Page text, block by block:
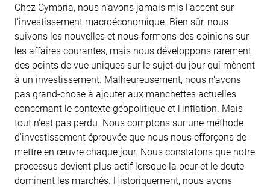
Chez Cymbria, nous n’avons jamais mis l’accent sur
l'investissement macroéconomique. Bien sûr, nous
suivons les nouvelles et nous formons des opinions sur
les affaires courantes, mais nous développons rarement
des points de vue uniques sur le sujet du jour qui mènent
à un investissement. Malheureusement, nous n'avons
pas grand-chose à ajouter aux manchettes actuelles
concernant le contexte géopolitique et l'inflation. Mais
tout n'est pas perdu. Nous comptons sur une méthode
d'investissement éprouvée que nous nous efforçons de
mettre en œuvre chaque jour. Nous constatons que notre
processus devient plus actif lorsque la peur et le doute
dominent les marchés. Historiquement, nous avons